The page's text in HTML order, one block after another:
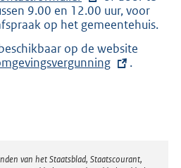
t
e
n
e
9.00 en 12.00 uur, voor
op het gemeentehuis.
op de website
i
.
van het Staatsblad, Staatscourant,